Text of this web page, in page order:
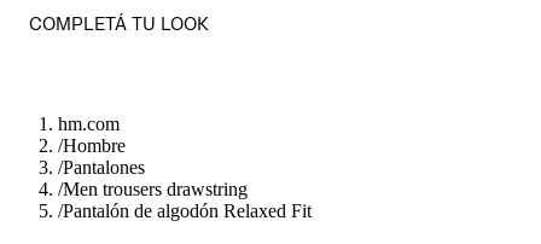
COMPLETÁ TU LOOK
hm.com
/Hombre
/Pantalones
/Men trousers drawstring
/Pantalón de algodón Relaxed Fit